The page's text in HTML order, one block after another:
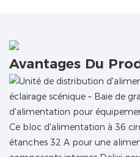
Avantages Du
Ce bloc d'alimentation à 36
étanches 32 A pour une